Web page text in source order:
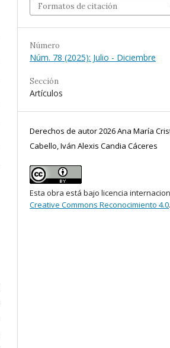
Formatos de citación
Número
Núm. 78 (2025): Julio - Diciembre
Sección
Artículos
Derechos de autor 2026 Ana María
Cabello, Iván Alexis Candia Cáceres
Esta obra está bajo licencia
Creative Commons Reconocimiento 4.0.